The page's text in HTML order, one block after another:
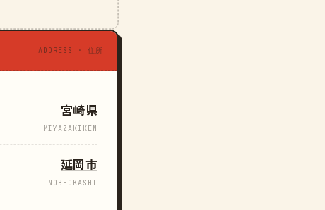
ADDRESS · 住所
宮崎県
MIYAZAKIKEN
延岡市
NOBEOKASHI